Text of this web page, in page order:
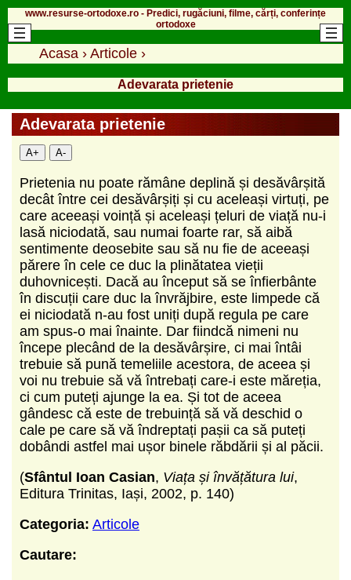
www.resurse-ortodoxe.ro - Predici, rugăciuni, filme, cărți, conferințe
ortodoxe
Acasa › Articole ›
Adevarata prietenie
Adevarata prietenie
A+ A-
Prietenia nu poate rămâne deplină și desăvârșită
decât între cei desăvârșiți și cu aceleași virtuți, pe
care aceeași voință și aceleași țeluri de viață nu-i
lasă niciodată, sau numai foarte rar, să aibă
sentimente deosebite sau să nu fie de aceeași
părere în cele ce duc la plinătatea vieții
duhovnicești. Dacă au început să se înfierbânte
în discuții care duc la învrăjbire, este limpede că
ei niciodată n-au fost uniți după regula pe care
am spus-o mai înainte. Dar fiindcă nimeni nu
începe plecând de la desăvârșire, ci mai întâi
trebuie să pună temeliile acestora, de aceea și
voi nu trebuie să vă întrebați care-i este măreția,
ci cum puteți ajunge la ea. Și tot de aceea
gândesc că este de trebuință să vă deschid o
cale pe care să vă îndreptați pașii ca să puteți
dobândi astfel mai ușor binele răbdării și al păcii.
(Sfântul Ioan Casian, Viața și învățătura lui,
Editura Trinitas, Iași, 2002, p. 140)
Categoria: Articole
Cautare: